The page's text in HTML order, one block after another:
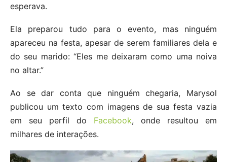
esperava.
Ela preparou tudo para o evento, mas ninguém
apareceu na festa, apesar de serem familiares dela e
do seu marido: “Eles me deixaram como uma noiva
no altar.”
Ao se dar conta que ninguém chegaria, Marysol
publicou um texto com imagens de sua festa vazia
em seu perfil do Facebook, onde resultou em
milhares de interações.